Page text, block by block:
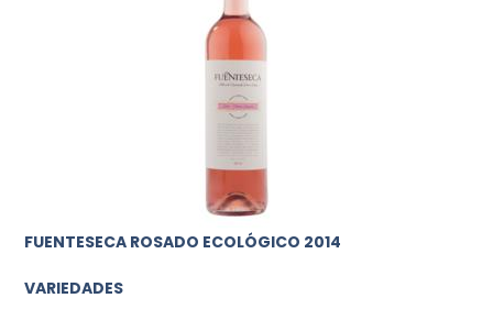
FUENTESECA ROSADO ECOLÓGICO 2014
VARIEDADES